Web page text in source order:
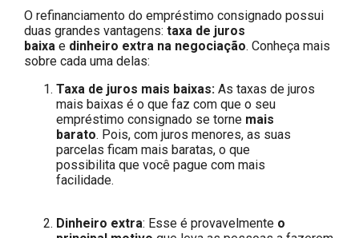
O refinanciamento do empréstimo consignado possui
duas grandes vantagens: taxa de juros
baixa e dinheiro extra na negociação. Conheça mais
sobre cada uma delas:
Taxa de juros mais baixas: As taxas de juros
mais baixas é o que faz com que o seu
empréstimo consignado se torne mais
barato. Pois, com juros menores, as suas
parcelas ficam mais baratas, o que
possibilita que você pague com mais
facilidade.
Dinheiro extra: Esse é provavelmente o